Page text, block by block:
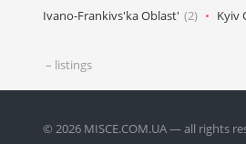
Ivano-Frankivs'ka Oblast' (2) Kyiv
– listings
© 2026 MISCE.COM.UA — all rights